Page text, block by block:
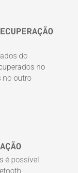
do
no
no outro
é possível